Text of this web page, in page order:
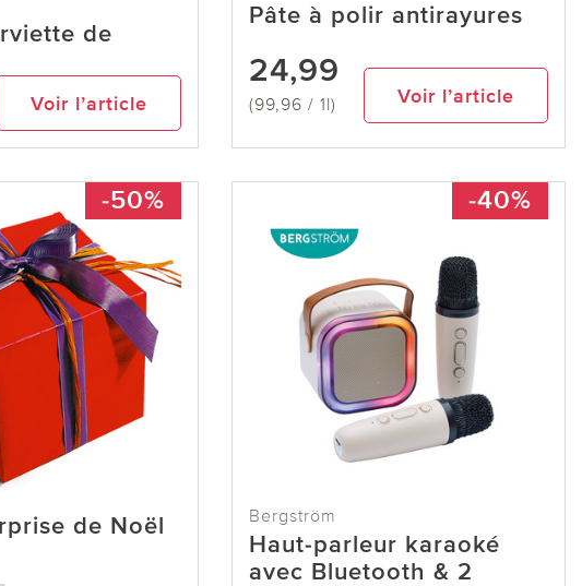
de
Voir l’article
Pâte à polir antirayures
24,99
(99,96 / 1l) Voir l’article
-50%
de Noël
-40%
Bergström
Haut-parleur karaoké
avec Bluetooth & 2